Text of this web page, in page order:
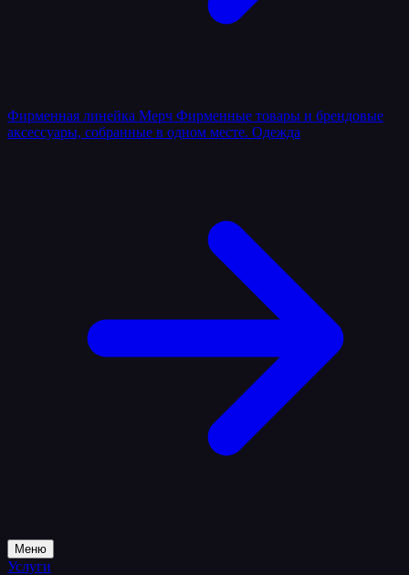
Фирменная линейка Мерч Фирменные товары и брендовые
аксессуары, собранные в одном месте. Одежда
Меню
Услуги